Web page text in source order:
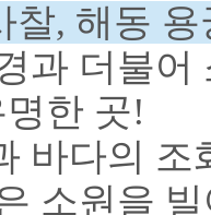
찰, 해동
과 더불
한 곳!
바다의
소원을